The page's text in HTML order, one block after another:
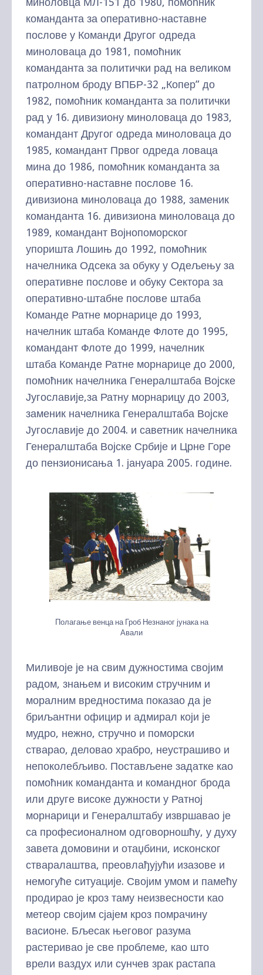
команданта за оперативно-наставне
послове у Команди Другог одреда
миноловаца до 1981, помоћник
команданта за политички рад на великом
патролном броду ВПБР-32 „Копер” до
1982, помоћник команданта за политички
рад у 16. дивизиону миноловаца до 1983,
командант Другог одреда миноловаца до
1985, командант Првог одреда ловаца
мина до 1986, помоћник команданта за
оперативно-наставне послове 16.
дивизиона миноловаца до 1988, заменик
команданта 16. дивизиона миноловаца до
1989, командант Војнопоморског
упоришта Лошињ до 1992, помоћник
начелника Одсека за обуку у Одељењу за
оперативне послове и обуку Сектора за
оперативно-штабне послове штаба
Команде Ратне морнарице до 1993,
начелник штаба Команде Флоте до 1995,
командант Флоте до 1999, начелник
штаба Команде Ратне морнарице до 2000,
помоћник начелника Генералштаба Војске
Југославије,за Ратну морнарицу до 2003,
заменик начелника Генералштаба Војске
Југославије до 2004. и саветник начелника
Генералштаба Војске Србије и Црне Горе
до пензионисања 1. јануара 2005. године.
Полагање венца на Гроб Незнаног јунака на
Авали
Миливоје је на свим дужностима својим
радом, знањем и високим стручним и
моралним вредностима показао да је
бриљантни официр и адмирал који је
мудро, нежно, стручно и поморски
стварао, деловао храбро, неустрашиво и
непоколебљиво. Постављене задатке као
помоћник команданта и командног брода
или друге високе дужности у Ратној
морнарици и Генералштабу извршавао је
са професионалном одговорношћу, у духу
завета домовини и отаџбини, исконског
стваралаштва, преовлађујући изазове и
немогуће ситуације. Својим умом и памећу
продирао је кроз таму неизвесности као
метеор својим сјајем кроз помрачину
васионе. Бљесак његовог разума
растеривао је све проблеме, као што
врели ваздух или сунчев зрак растапа